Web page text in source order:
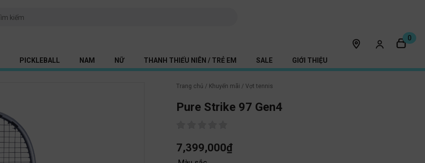
0
PICKLEBALL NAM NỮ THANH THIẾU NIÊN / TRẺ EM SALE GIỚI THIỆU
Trang chủ / Khuyến mãi /Vợt tennis
Pure Strike 97 Gen4
7,399,000₫